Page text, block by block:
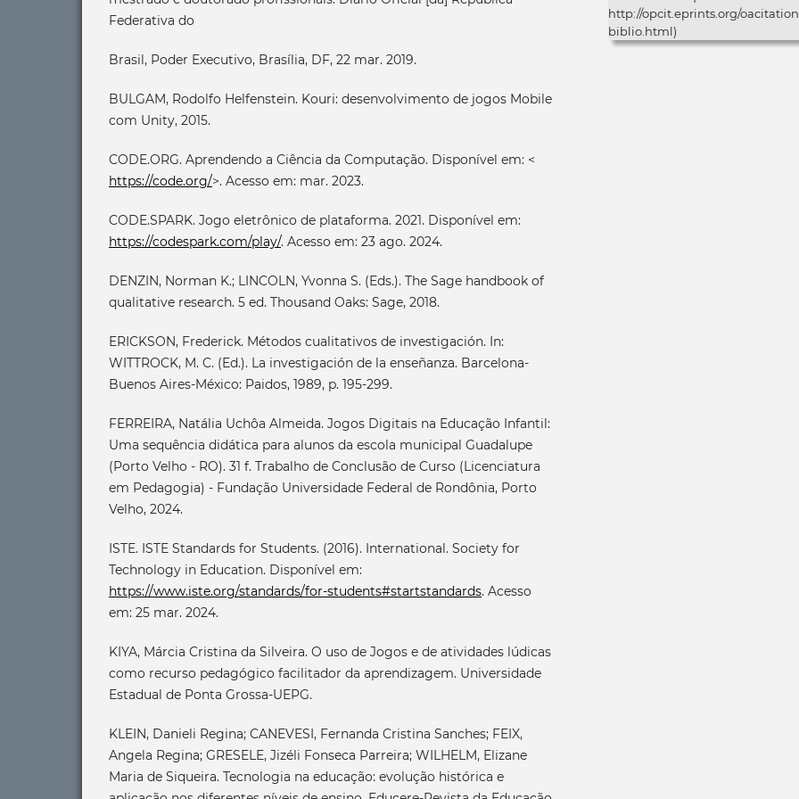
Federativa do
Brasil, Poder Executivo, Brasília, DF, 22 mar. 2019.
BULGAM, Rodolfo Helfenstein. Kouri: desenvolvimento de jogos Mobile
com Unity, 2015.
CODE.ORG. Aprendendo a Ciência da Computação. Disponível em: <
https://code.org/>. Acesso em: mar. 2023.
CODE.SPARK. Jogo eletrônico de plataforma. 2021. Disponível em:
https://codespark.com/play/. Acesso em: 23 ago. 2024.
DENZIN, Norman K.; LINCOLN, Yvonna S. (Eds.). The Sage handbook of
qualitative research. 5 ed. Thousand Oaks: Sage, 2018.
ERICKSON, Frederick. Métodos cualitativos de investigación. In:
WITTROCK, M. C. (Ed.). La investigación de la enseñanza. Barcelona-
Buenos Aires-México: Paidos, 1989, p. 195-299.
FERREIRA, Natália Uchôa Almeida. Jogos Digitais na Educação Infantil:
Uma sequência didática para alunos da escola municipal Guadalupe
(Porto Velho - RO). 31 f. Trabalho de Conclusão de Curso (Licenciatura
em Pedagogia) - Fundação Universidade Federal de Rondônia, Porto
Velho, 2024.
ISTE. ISTE Standards for Students. (2016). International. Society for
Technology in Education. Disponível em:
https://www.iste.org/standards/for-students#startstandards. Acesso
em: 25 mar. 2024.
KIYA, Márcia Cristina da Silveira. O uso de Jogos e de atividades lúdicas
como recurso pedagógico facilitador da aprendizagem. Universidade
Estadual de Ponta Grossa-UEPG.
KLEIN, Danieli Regina; CANEVESI, Fernanda Cristina Sanches; FEIX,
Angela Regina; GRESELE, Jizéli Fonseca Parreira; WILHELM, Elizane
Maria de Siqueira. Tecnologia na educação: evolução histórica e
http://opcit.eprints.org/
biblio.html)